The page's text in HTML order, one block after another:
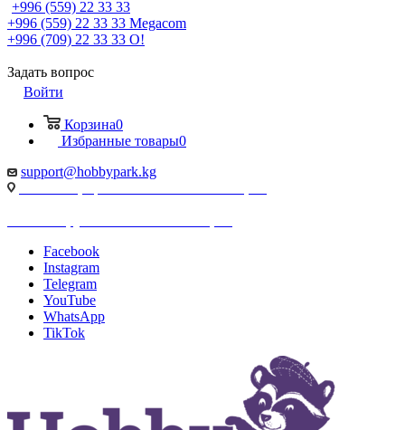
+996 (559) 22 33 33
+996 (559) 22 33 33 Megacom
+996 (709) 22 33 33 O!
Задать вопрос
Войти
Корзина0
Избранные товары0
support@hobbypark.kg
Facebook
Instagram
Telegram
YouTube
WhatsApp
TikTok